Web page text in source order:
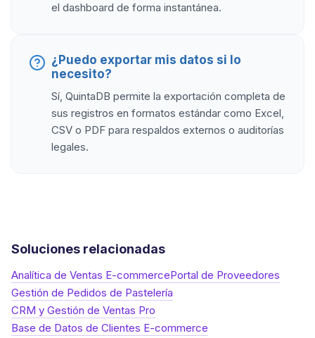
el dashboard de forma instantánea.
¿Puedo exportar mis datos si lo
necesito?
Sí, QuintaDB permite la exportación completa de
sus registros en formatos estándar como Excel,
CSV o PDF para respaldos externos o auditorías
legales.
Soluciones relacionadas
Analítica de Ventas E-commercePortal de Proveedores
Gestión de Pedidos de Pastelería
CRM y Gestión de Ventas Pro
Base de Datos de Clientes E-commerce